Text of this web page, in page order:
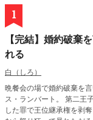
1
【完結】婚約破棄
れる
白（しろ）
晩餐会の場で婚約破棄を
ス・ランバート。 第二王
した罪で王位継承権を剥